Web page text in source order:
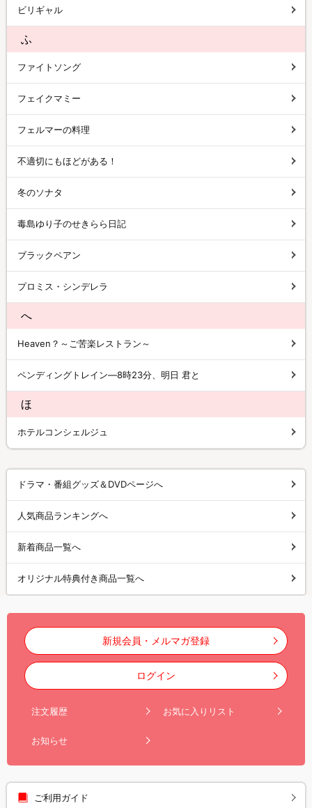
ビリギャル
ふ
ファイトソング
フェイクマミー
フェルマーの料理
不適切にもほどがある！
冬のソナタ
毒島ゆり子のせきらら日記
ブラックペアン
プロミス・シンデレラ
へ
Heaven？～ご苦楽レストラン～
ペンディングトレイン―8時23分、明日 君と
ほ
ホテルコンシェルジュ
ドラマ・番組グッズ＆DVDページへ
人気商品ランキングへ
新着商品一覧へ
オリジナル特典付き商品一覧へ
新規会員・メルマガ登録
ログイン
注文履歴 お気に入りリスト
お知らせ
ご利用ガイド